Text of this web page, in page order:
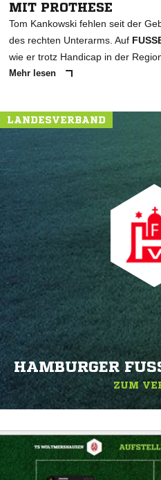
MIT PROTHESE
Tom Kankowski fehlen seit der
des rechten Unterarms. Auf
wie er trotz Handicap in der
Mehr lesen
LANDESVERBAND
HAMBURGER
ZUM